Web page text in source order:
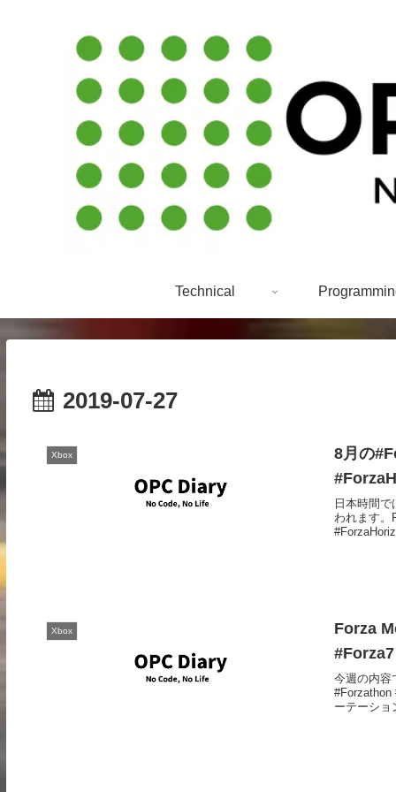
Technical
2019-07-27
Xbox
8月の
日本時間
われます。
Xbox
Forza
#Forza7
今週の内容
#Forzathon
ーテーショ